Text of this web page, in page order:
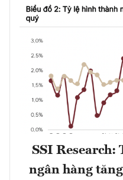
SSI Research:
ngân hàng